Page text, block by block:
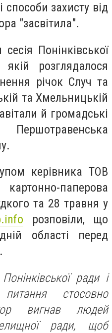
способи захисту від
"засвітила".
Понінківської
розглядалося
річок Случ та
та Хмельницькій
й громадські
керівника ТОВ
паперова
та 28 травня у
розповіли, що
області перед
ради і
стосовно
вигнав людей
ради, щоб